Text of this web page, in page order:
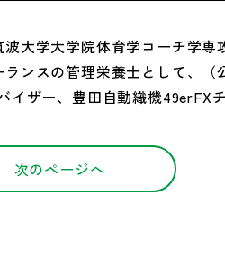
大学大学院体育学コーチ学
ンスの管理栄養士として、
ザー、豊田自動織機49erFX
次のページへ